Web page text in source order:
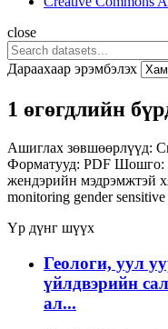
close
Дараахаар эрэмбэлэх
1 өгөгдлийн
Ашиглах зөвшөөрлүүд:
Форматууд: PDF Шошго:
жендэрийн мэдрэмжтэй
monitoring gender sensitive
Үр дүнг шүүх
Геологи, уул
үйлдвэрийн
ал...